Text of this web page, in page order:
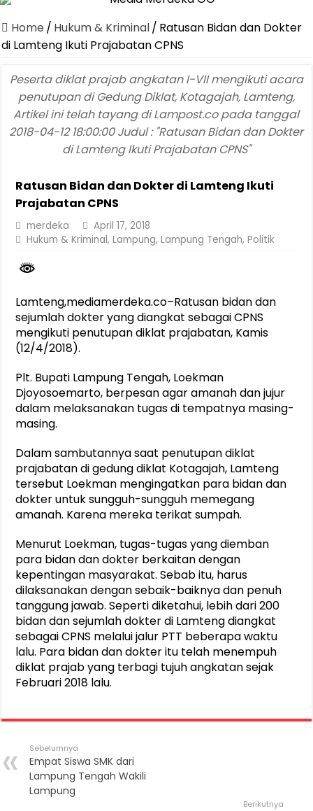
Dirut Jasa Raharja Dampingi Wamenhub Tinjau Penanganan
Pastikan Pelayanan Maksimal, Direksi Jasa Raharja Tinjau Korban
Jasa Raharja Jamin Seluruh Korban Kebakaran KM Mutiara
Gelar Audiensi, Jasa Raharja dan Kementerian PANRB Perkuat
Berkontribusi terhadap Keselamatan dan Mobilitas Masyarakat,
Pengesahan Raperda APBD 2025 Jadi Langkah Penguatan
Ketua PMI Provinsi Lampung Lantik Pengurus PMI Lampung
Home / Hukum & Kriminal/ Ratusan Bidan dan Dokter
di Lamteng Ikuti Prajabatan CPNS
Peserta diklat prajab angkatan I-VII mengikuti acara
penutupan di Gedung Diklat, Kotagajah, Lamteng,
Artikel ini telah tayang di Lampost.co pada tanggal
2018-04-12 18:00:00 Judul : "Ratusan Bidan dan Dokter
di Lamteng Ikuti Prajabatan CPNS"
Ratusan Bidan dan Dokter di Lamteng Ikuti
Prajabatan CPNS
merdeka
April 17, 2018
Hukum & Kriminal,Lampung,Lampung Tengah,Politik
Lamteng,mediamerdeka.co–Ratusan bidan dan
sejumlah dokter yang diangkat sebagai CPNS
mengikuti penutupan diklat prajabatan, Kamis
(12/4/2018).
Plt. Bupati Lampung Tengah, Loekman
Djoyosoemarto, berpesan agar amanah dan jujur
dalam melaksanakan tugas di tempatnya masing-
masing.
Dalam sambutannya saat penutupan diklat
prajabatan di gedung diklat Kotagajah, Lamteng
tersebut Loekman mengingatkan para bidan dan
dokter untuk sungguh-sungguh memegang
amanah. Karena mereka terikat sumpah.
Menurut Loekman, tugas-tugas yang diemban
para bidan dan dokter berkaitan dengan
kepentingan masyarakat. Sebab itu, harus
dilaksanakan dengan sebaik-baiknya dan penuh
tanggung jawab. Seperti diketahui, lebih dari 200
bidan dan sejumlah dokter di Lamteng diangkat
sebagai CPNS melalui jalur PTT beberapa waktu
lalu. Para bidan dan dokter itu telah menempuh
diklat prajab yang terbagi tujuh angkatan sejak
Februari 2018 lalu.
Sebelumnya
Empat Siswa SMK dari
Lampung Tengah Wakili
Lampung
Berikutnya